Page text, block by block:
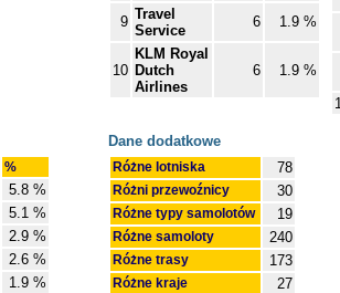
9 Travel
Service
6 1.9 %
10
KLM Royal
Dutch
Airlines
6 1.9 %
%
5.8 %
5.1 %
2.9 %
2.6 %
1.9 %
Dane dodatkowe
Różne lotniska 78
Różni przewoźnicy 30
Różne typy samolotów 19
Różne samoloty 240
Różne trasy 173
Różne kraje 27